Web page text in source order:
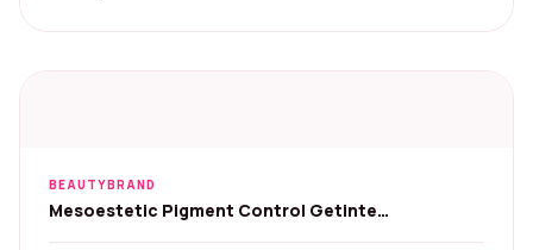
BEAUTYBRAND
Mesoestetic Pigment Control Getinte